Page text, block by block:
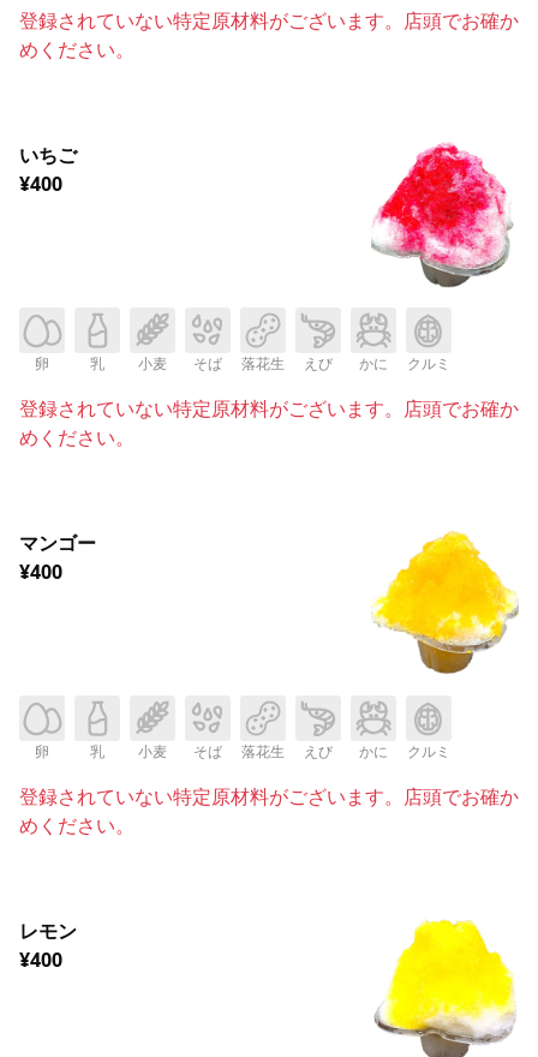
登録されていない特定原材料がございます。店頭でお確か
めください。
いちご
¥400
卵 乳 小麦 そば 落花生 えび かに クルミ
登録されていない特定原材料がございます。店頭でお確か
めください。
マンゴー
¥400
卵 乳 小麦 そば 落花生 えび かに クルミ
登録されていない特定原材料がございます。店頭でお確か
めください。
レモン
¥400